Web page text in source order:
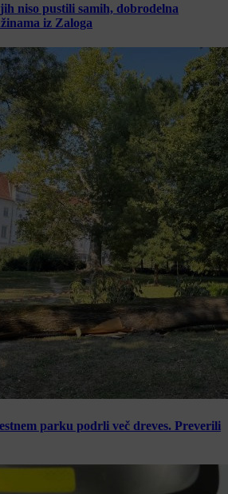
niso pustili samih, dobrodelna
iz Zaloga
parku podrli več dreves. Preverili